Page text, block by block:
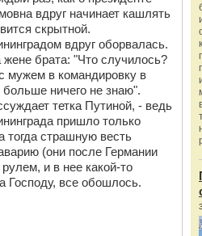
вдруг начинает кашлять
скрытной.
вдруг оборвалась.
брата: "Что случилось?
мужем в командировку в
ничего не знаю".
тетка Путиной, - ведь
пришло только
тогда страшную весть
(они после Германии
и в нее какой-то
Господу, все обошлось.